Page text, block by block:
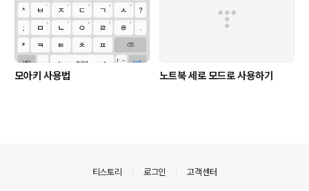
모아키 사용법 노트북 세로 모드로 사용하기
티스토리 로그인 고객센터